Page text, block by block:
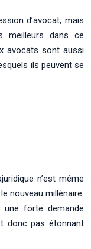
d’avocat, mais
meilleurs dans ce
avocats sont aussi
ils peuvent se
n’est même
nouveau millénaire.
une forte demande
donc pas étonnant